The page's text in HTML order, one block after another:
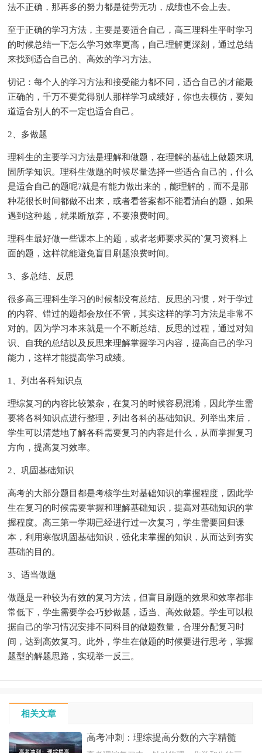
法不正确，那再多的努力都是徒劳无功，成绩也不会上去。
至于正确的学习方法，主要是要适合自己，高三理科生平时学习
的时候总结一下怎么学习效率更高，自己理解更深刻，通过总结
来找到适合自己的、高效的学习方法。
切记：每个人的学习方法和接受能力都不同，适合自己的才能最
正确的，千万不要觉得别人那样学习成绩好，你也去模仿，要知
道适合别人的不一定也适合自己。
2、多做题
理科生的主要学习方法是理解和做题，在理解的基础上做题来巩
固所学知识。理科生做题的时候尽量选择一些适合自己的，什么
是适合自己的题呢?就是有能力做出来的，能理解的，而不是那
种花很长时间都做不出来，或者看答案都不能看清白的题，如果
遇到这种题，就果断放弃，不要浪费时间。
理科生最好做一些课本上的题，或者老师要求买的`复习资料上
面的题，这样就能避免盲目刷题浪费时间。
3、多总结、反思
很多高三理科生学习的时候都没有总结、反思的习惯，对于学过
的内容、错过的题都会放任不管，其实这样的学习方法是非常不
对的。因为学习本来就是一个不断总结、反思的过程，通过对知
识、自我的总结以及反思来理解掌握学习内容，提高自己的学习
能力，这样才能提高学习成绩。
1、列出各科知识点
理综复习的内容比较繁杂，在复习的时候容易混淆，因此学生需
要将各科知识点进行整理，列出各科的基础知识。列举出来后，
学生可以清楚地了解各科需要复习的内容是什么，从而掌握复习
方向，提高复习效率。
2、巩固基础知识
高考的大部分题目都是考核学生对基础知识的掌握程度，因此学
生在复习的时候需要掌握和理解基础知识，提高对基础知识的掌
握程度。高三第一学期已经进行过一次复习，学生需要回归课
本，利用寒假巩固基础知识，强化未掌握的知识，从而达到夯实
基础的目的。
3、适当做题
做题是一种较为有效的复习方法，但盲目刷题的效果和效率都非
常低下，学生需要学会巧妙做题，适当、高效做题。学生可以根
据自己的学习情况安排不同科目的做题数量，合理分配复习时
间，达到高效复习。此外，学生在做题的时候要进行思考，掌握
题型的解题思路，实现举一反三。
相关文章
高考冲刺：理综提高分数的六字精髓